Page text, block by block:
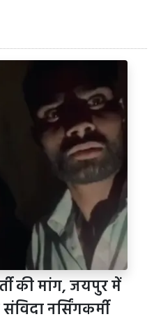
की मांग, जयपुर में
नर्सिंगकर्मी